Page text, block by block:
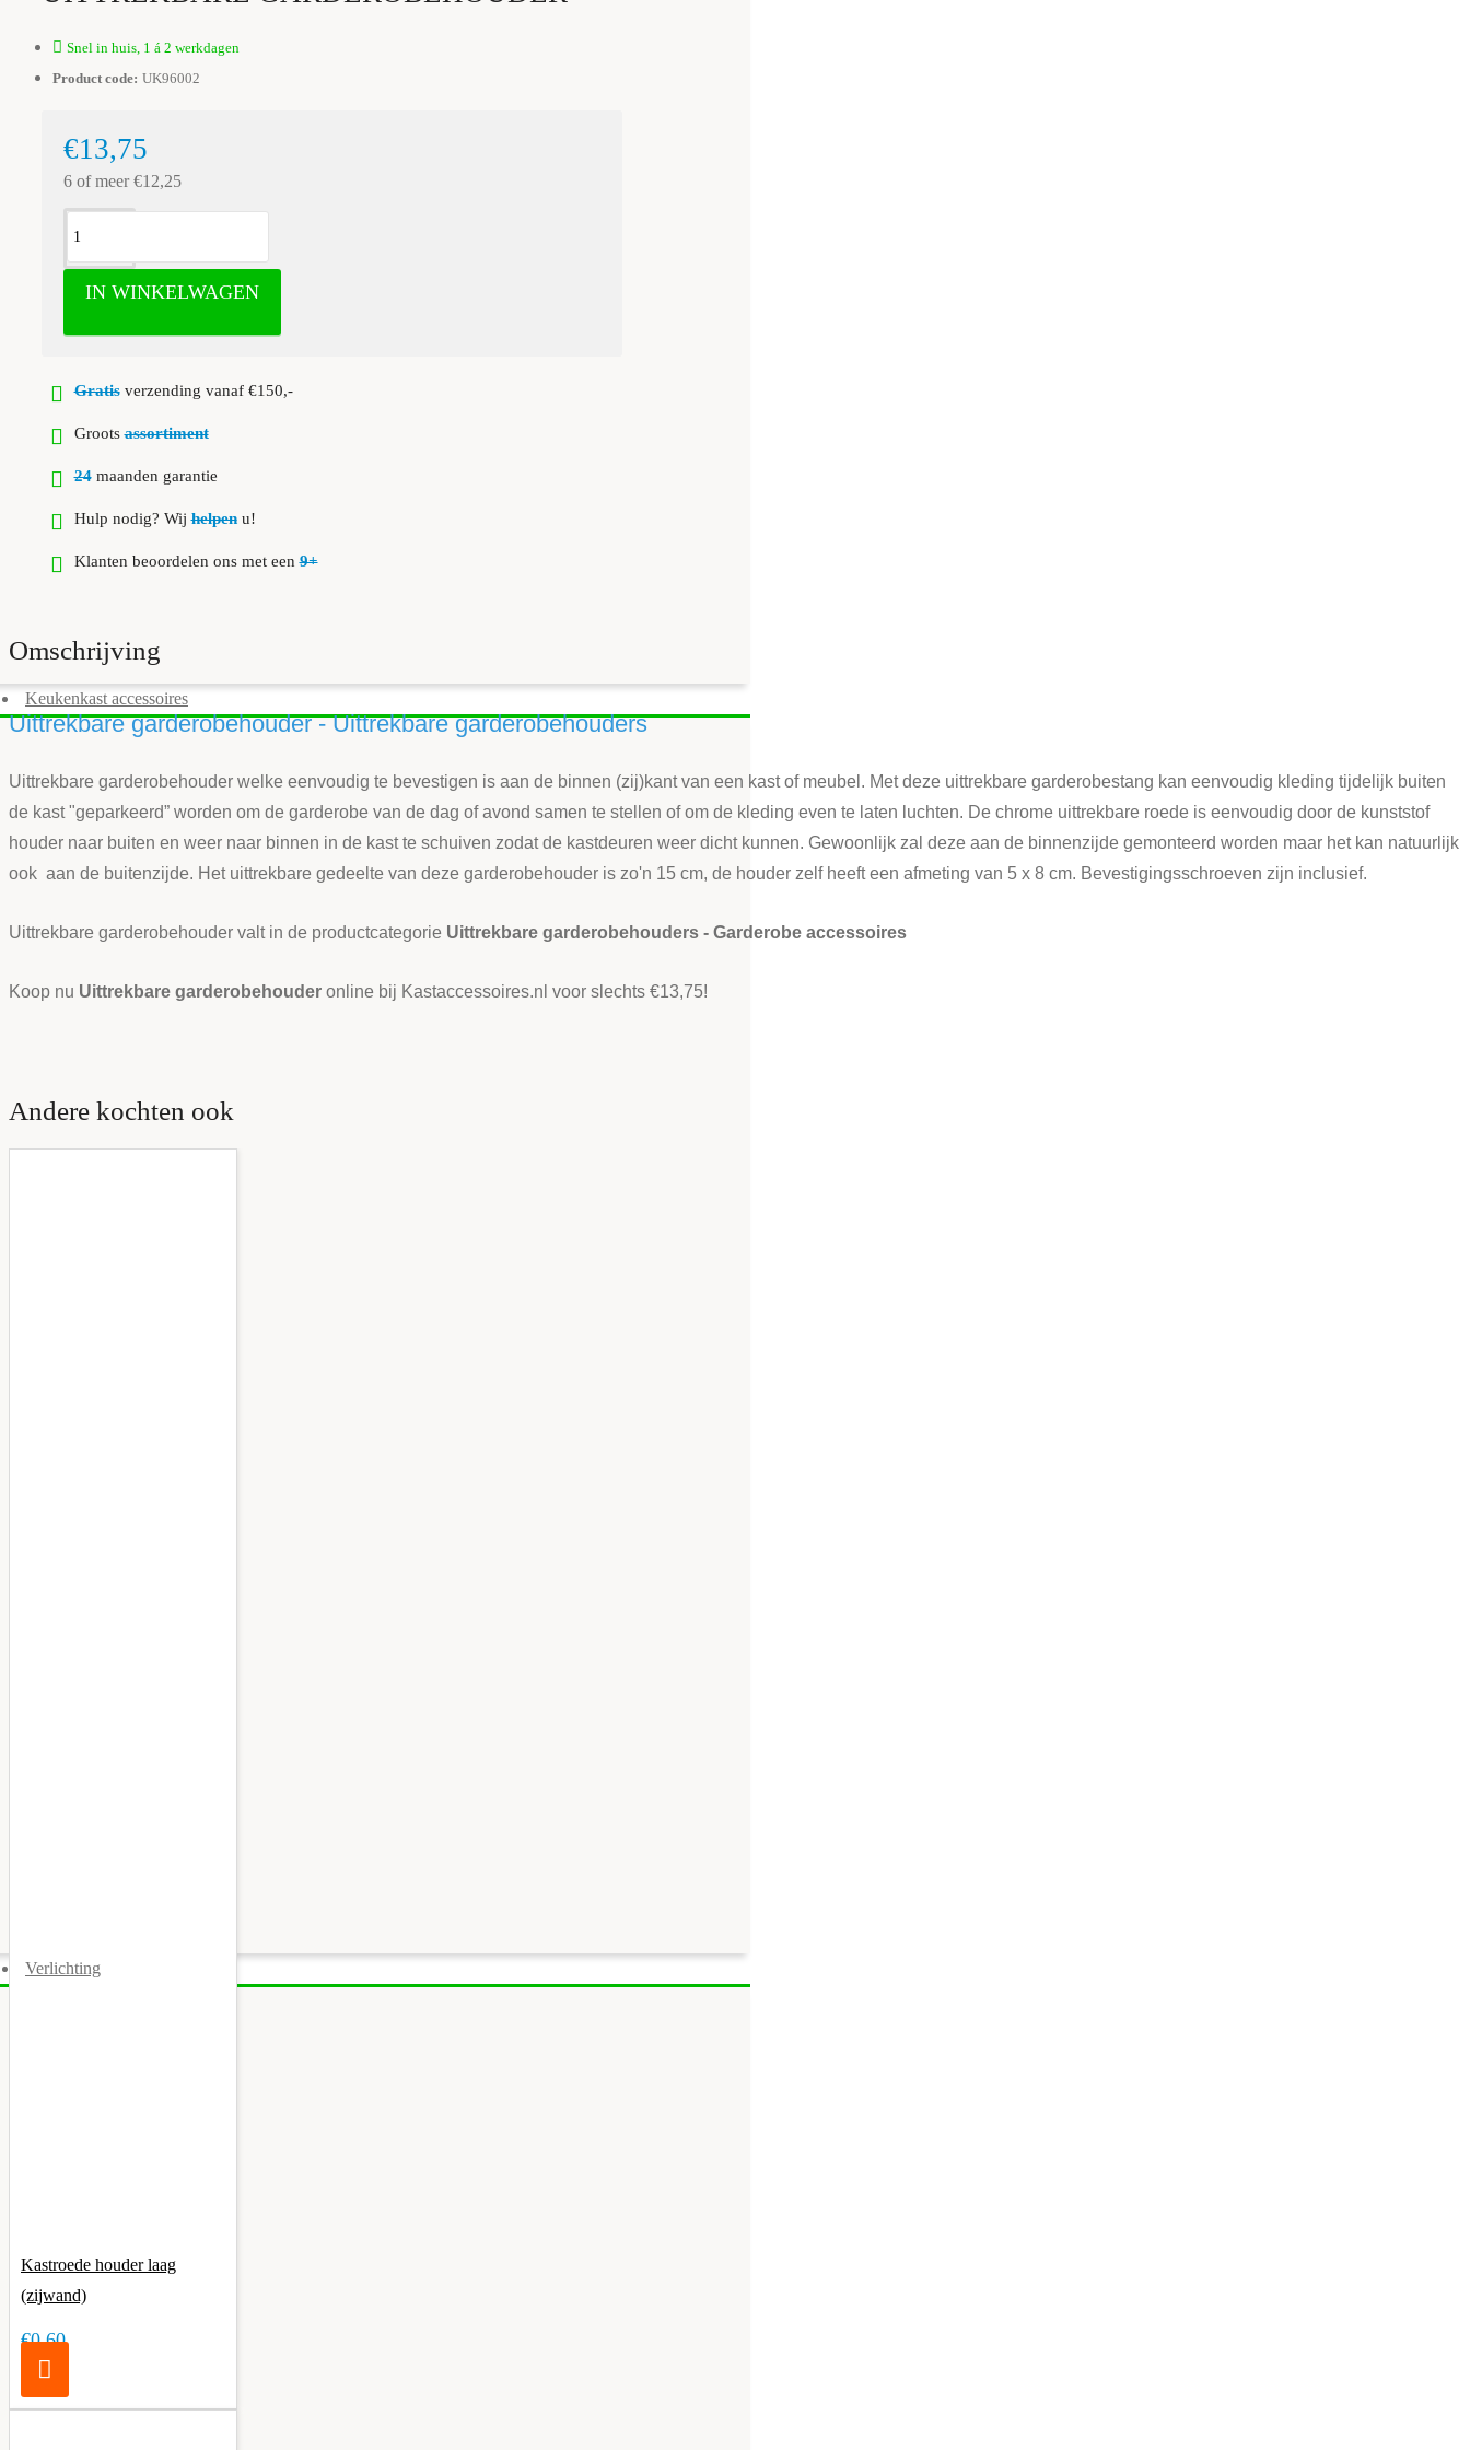
Keukenkast accessoires
Verlichting
Snel in huis, 1 á 2 werkdagen
Product code: UK96002
€13,75
6 of meer €12,25
IN WINKELWAGEN
Gratisverzending vanaf €150,-
Grootsassortiment
24maanden garantie
Hulp nodig? Wijhelpenu!
Klanten beoordelen ons met een9+
Omschrijving
Uittrekbare garderobehouder - Uittrekbare garderobehouders
Uittrekbare garderobehouder welke eenvoudig te bevestigen is aan de binnen (zij)kant van een kast of meubel. Met deze uittrekbare garderobestang kan eenvoudig kleding tijdelijk buiten
de kast "geparkeerd” worden om de garderobe van de dag of avond samen te stellen of om de kleding even te laten luchten. De chrome uittrekbare roede is eenvoudig door de kunststof
houder naar buiten en weer naar binnen in de kast te schuiven zodat de kastdeuren weer dicht kunnen. Gewoonlijk zal deze aan de binnenzijde gemonteerd worden maar het kan natuurlijk
ook aan de buitenzijde. Het uittrekbare gedeelte van deze garderobehouder is zo'n 15 cm, de houder zelf heeft een afmeting van 5 x 8 cm. Bevestigingsschroeven zijn inclusief.
Uittrekbare garderobehouder valt in de productcategorie Uittrekbare garderobehouders - Garderobe accessoires
Koop nu Uittrekbare garderobehouder online bij Kastaccessoires.nl voor slechts €13,75!
Andere kochten ook
Kastroede houder laag
(zijwand)
€0,60